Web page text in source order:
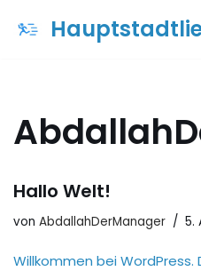
Hallo Welt!
von AbdallahDerManager 5.
Willkommen bei